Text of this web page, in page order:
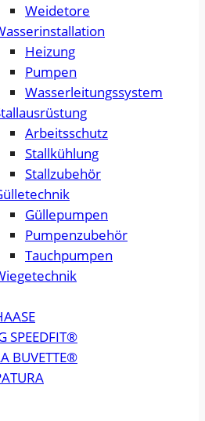
Weidetore
Heizung
Pumpen
Wasserleitungssystem
Arbeitsschutz
Stallkühlung
Stallzubehör
Güllepumpen
Pumpenzubehör
Tauchpumpen
SPEEDFIT®
BUVETTE®